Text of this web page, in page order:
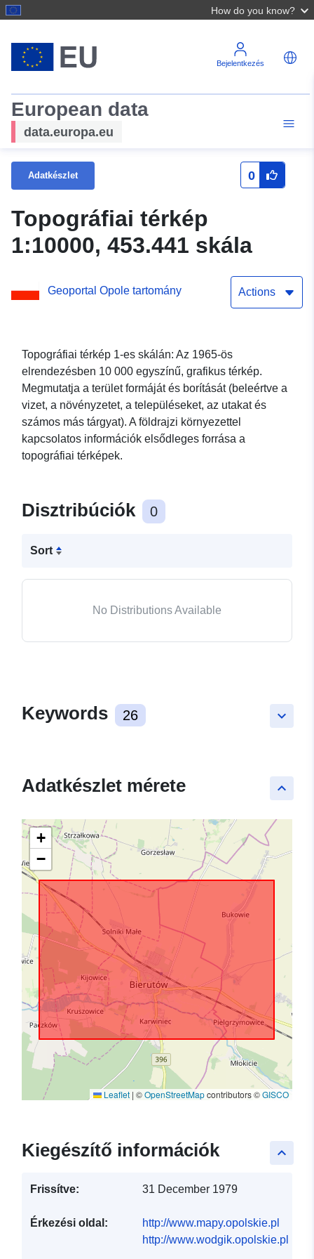
How do you know?
Bejelentkezés
European data
data.europa.eu
Adatkészlet 0
Topográfiai térkép
1:10000, 453.441 skála
Geoportal Opole tartomány Actions
Topográfiai térkép 1-es skálán: Az 1965-ös
elrendezésben 10 000 egyszínű, grafikus térkép.
Megmutatja a terület formáját és borítását (beleértve a
vizet, a növényzetet, a településeket, az utakat és
számos más tárgyat). A földrajzi környezettel
kapcsolatos információk elsődleges forrása a
topográfiai térképek.
Disztribúciók 0
Sort
No Distributions Available
keyboard_arrow_down
Keywords 26
keyboard_arrow_up
Adatkészlet mérete
+
−
Leaflet | ©OpenStreetMapcontributors ©GISCO
keyboard_arrow_up
Kiegészítő információk
Frissítve: 31 December 1979
Érkezési oldal:
http://www.mapy.opolskie.pl
http://www.wodgik.opolskie.pl